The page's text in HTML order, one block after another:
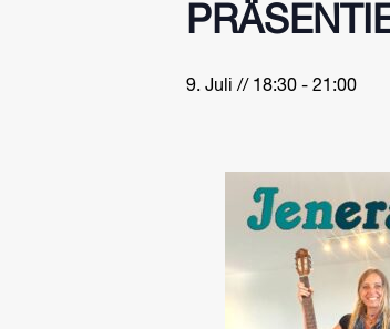
9. Juli // 18:30 - 21:00